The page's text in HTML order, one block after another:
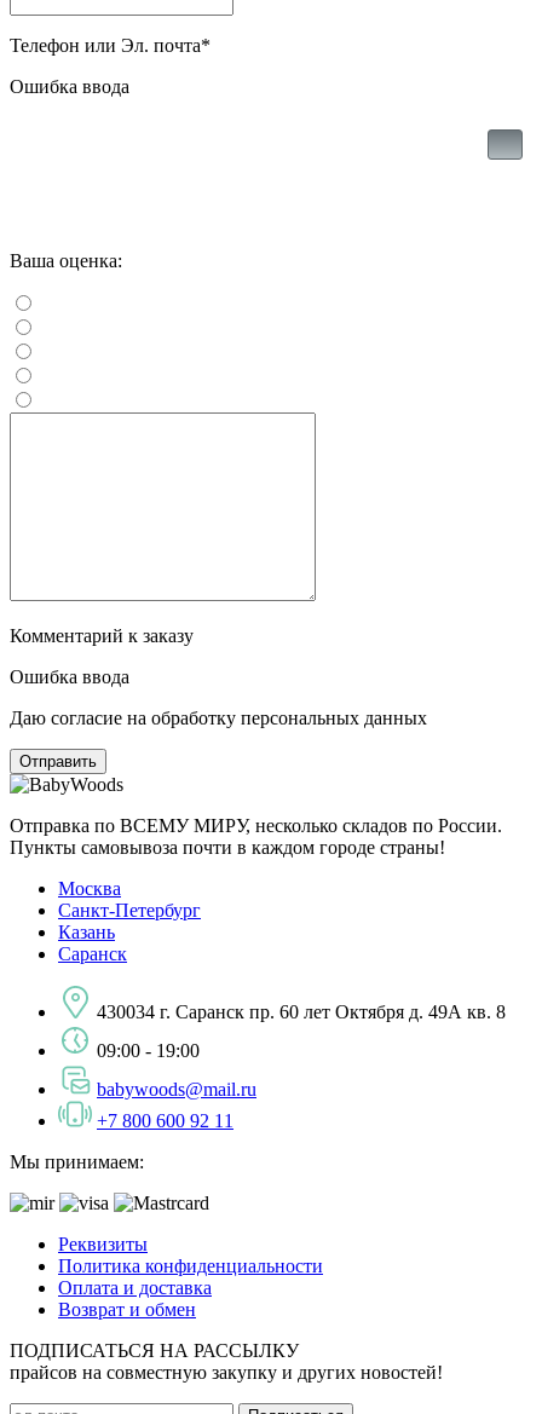
Телефон или Эл. почта*
Ошибка ввода
Ваша оценка:
Комментарий к заказу
Ошибка ввода
Даю согласие на обработку персональных данных
Отправка по ВСЕМУ МИРУ, несколько складов по России.
Пункты самовывоза почти в каждом городе страны!
Москва
Санкт-Петербург
Казань
Саранск
430034 г. Саранск пр. 60 лет Октября д. 49А кв. 8
09:00 - 19:00
babywoods@mail.ru
+7 800 600 92 11
Мы принимаем:
Реквизиты
Политика конфиденциальности
Оплата и доставка
Возврат и обмен
ПОДПИСАТЬСЯ НА РАССЫЛКУ
прайсов на совместную закупку и других новостей!